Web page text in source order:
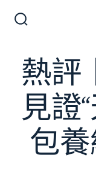
切
換
開
關
熱評
見證
包